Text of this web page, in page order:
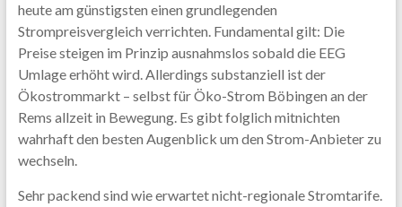
heute am günstigsten einen grundlegenden
Strompreisvergleich verrichten. Fundamental gilt: Die
Preise steigen im Prinzip ausnahmslos sobald die EEG
Umlage erhöht wird. Allerdings substanziell ist der
Ökostrommarkt – selbst für Öko-Strom Böbingen an der
Rems allzeit in Bewegung. Es gibt folglich mitnichten
wahrhaft den besten Augenblick um den Strom-Anbieter zu
wechseln.
Sehr packend sind wie erwartet nicht-regionale Stromtarife.